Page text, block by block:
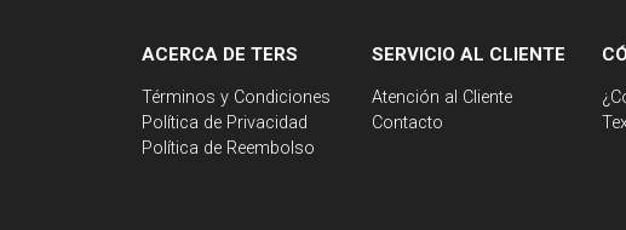
ACERCA DE TERS
Términos y Condiciones
Política de Privacidad
Política de Reembolso
SERVICIO AL CLIENTE
Atención al Cliente
Contacto